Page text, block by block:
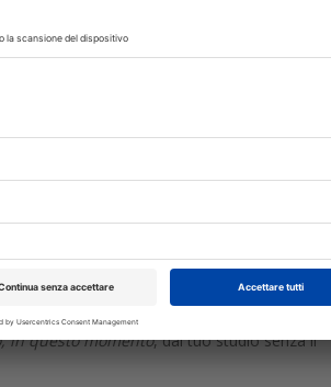
in base a chi ha chiamato per primo
ferme che ti aspettano. Macchinari accesi
sei sparito. E tu che entri ed esci dalle sale
giornata sei sfinito non perché hai
metà del tempo.
poi a prenotare quando ho tempo."Tre frasi.
il lavoro, i figli, gli hobby, il coniuge.
dopo è un ex paziente che spende soldi da
amara è questa:
l'hai lasciato uscire senza un'ancora,
da quindici anni contiene centinaia di
appuntamento in mano. Quel giorno è
in questo momento, dal tuo studio senza il